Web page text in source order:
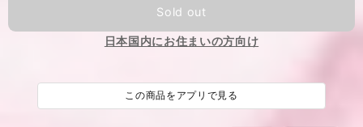
Sold out
日本国内にお住まいの方向け
この商品をアプリで見る